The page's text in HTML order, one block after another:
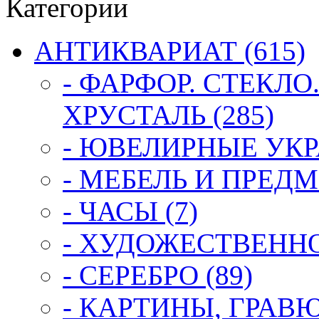
Категории
АНТИКВАРИАТ (615)
- ФАРФОР.
ХРУСТАЛЬ (285)
- ЮВЕЛИРНЫЕ
- МЕБЕЛЬ И
- ЧАСЫ (7)
-
- СЕРЕБРО (89)
- КАРТИНЫ,